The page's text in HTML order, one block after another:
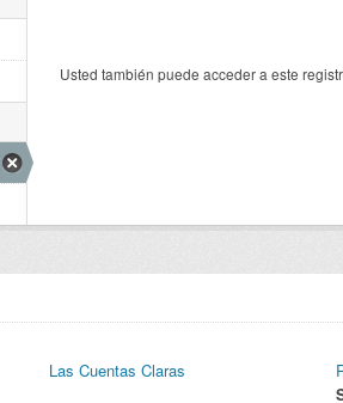
Usted también puede acceder a este
Las Cuentas Claras